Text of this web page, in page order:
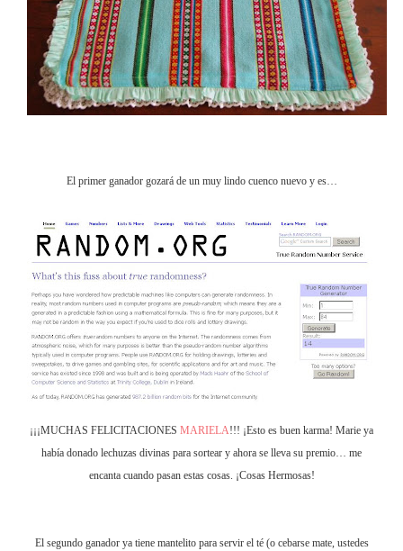
El primer ganador gozará de un muy lindo cuenco nuevo y es…
¡¡¡MUCHAS FELICITACIONES MARIELA!!! ¡Esto es buen karma! Marie ya
había donado lechuzas divinas para sortear y ahora se lleva su premio… me
encanta cuando pasan estas cosas. ¡Cosas Hermosas!
El segundo ganador ya tiene mantelito para servir el té (o cebarse mate, ustedes